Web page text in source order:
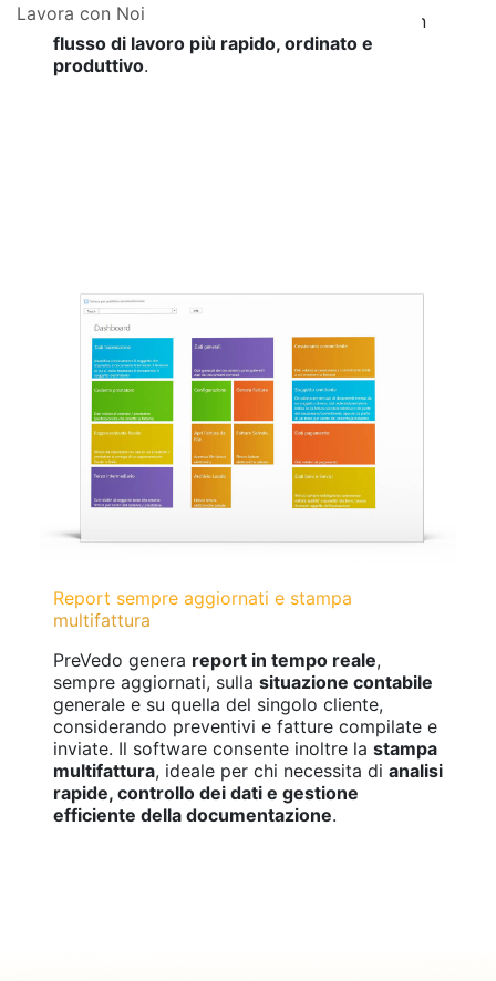
Lavora con Noi
esclusivamente sugli importi. Il risultato è un
flusso di lavoro più rapido, ordinato e
produttivo.
Report sempre aggiornati e stampa
multifattura
PreVedo genera report in tempo reale,
sempre aggiornati, sulla situazione contabile
generale e su quella del singolo cliente,
considerando preventivi e fatture compilate e
inviate. Il software consente inoltre la stampa
multifattura, ideale per chi necessita di analisi
rapide, controllo dei dati e gestione
efficiente della documentazione.